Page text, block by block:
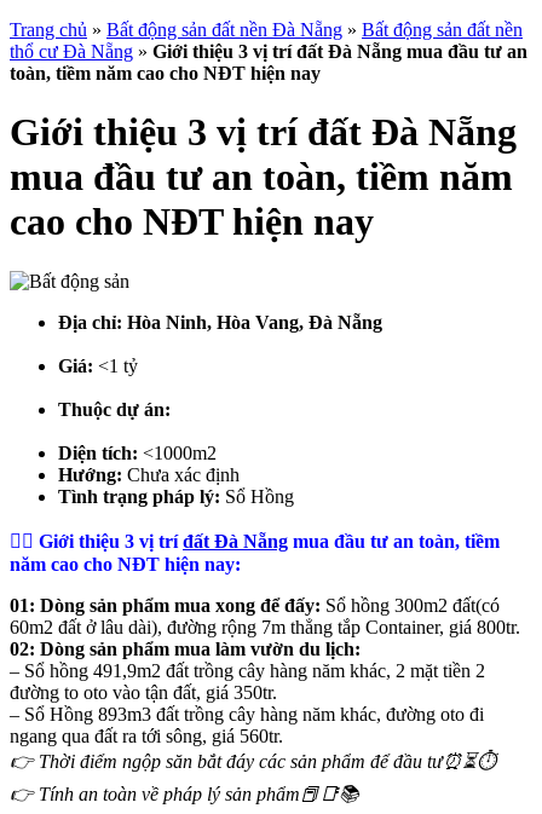
Trang chủ » Bất động sản đất nền Đà Nẵng » Bất động sản đất nền
thổ cư Đà Nẵng » Giới thiệu 3 vị trí đất Đà Nẵng mua đầu tư an
toàn, tiềm năm cao cho NĐT hiện nay
Giới thiệu 3 vị trí đất Đà Nẵng
mua đầu tư an toàn, tiềm năm
cao cho NĐT hiện nay
Địa chỉ: Hòa Ninh, Hòa Vang, Đà Nẵng
Giá: <1 tỷ
Thuộc dự án:
Diện tích: <1000m2
Hướng: Chưa xác định
Tình trạng pháp lý: Sổ Hồng
👨‍⚖ Giới thiệu 3 vị tríđất Đà Nẵng mua đầu tư an toàn, tiềm
năm cao cho NĐT hiện nay:
01: Dòng sản phẩm mua xong để đấy: Sổ hồng 300m2 đất(có
60m2 đất ở lâu dài), đường rộng 7m thẳng tắp Container, giá 800tr.
02: Dòng sản phẩm mua làm vườn du lịch:
– Sổ hồng 491,9m2 đất trồng cây hàng năm khác, 2 mặt tiền 2
đường to oto vào tận đất, giá 350tr.
– Sổ Hồng 893m3 đất trồng cây hàng năm khác, đường oto đi
ngang qua đất ra tới sông, giá 560tr.
👉 Thời điểm ngộp săn bắt đáy các sản phẩm để đầu tư⏰⏳⏱
👉 Tính an toàn về pháp lý sản phẩm📕📑📚